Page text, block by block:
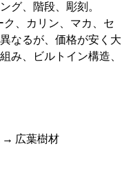
グ、階段、彫刻。
ク、カリン、マカ、セ
なるが、価格が安く大
み、ビルトイン構造、
→ 広葉樹材